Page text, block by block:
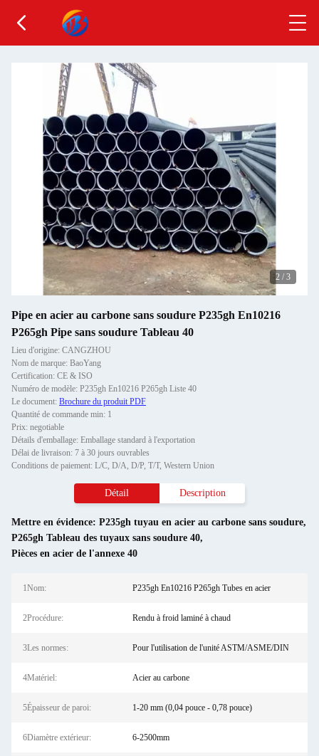
2 / 3
Pipe en acier au carbone sans soudure P235gh En10216
P265gh Pipe sans soudure Tableau 40
Lieu d'origine: CANGZHOU
Nom de marque: BaoYang
Certification: CE & ISO
Numéro de modèle: P235gh En10216 P265gh Liste 40
Le document: Brochure du produit PDF
Quantité de commande min: 1
Prix: negotiable
Détails d'emballage: Emballage standard à l'exportation
Délai de livraison: 7 à 30 jours ouvrables
Conditions de paiement: L/C, D/A, D/P, T/T, Western Union
Détail Description
Mettre en évidence: P235gh tuyau en acier au carbone sans soudure,
P265gh Tableau des tuyaux sans soudure 40,
Pièces en acier de l'annexe 40
1Nom: P235gh En10216 P265gh Tubes en acier
2Procédure: Rendu à froid laminé à chaud
3Les normes: Pour l'utilisation de l'unité ASTM/ASME/DIN
4Matériel: Acier au carbone
5Épaisseur de paroi: 1-20 mm (0,04 pouce - 0,78 pouce)
6Diamètre extérieur: 6-2500mm